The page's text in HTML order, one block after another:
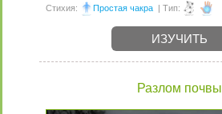
Стихия: Простая чакра | Тип:
ИЗУЧИТЬ
Разлом почвы